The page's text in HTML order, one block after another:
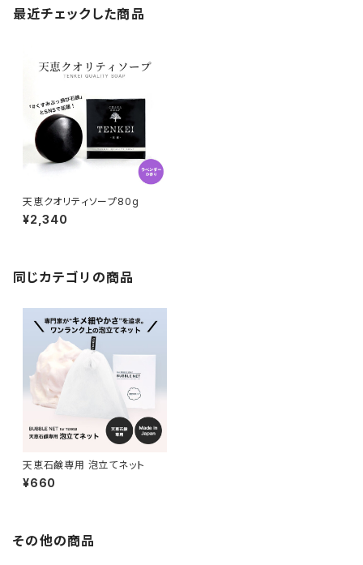
最近チェックした商品
天恵クオリティソープ80g
¥2,340
同じカテゴリの商品
天恵石鹸専用 泡立てネット
¥660
その他の商品